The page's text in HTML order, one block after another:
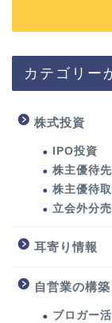
カテゴリー
株式投資
IPO投資
株主優待
株主優待
立会外分
耳寄り情報
自営業の構築
ブロガー